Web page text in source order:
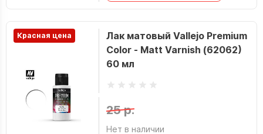
Красная цена
Лак матовый Vallejo Premium
Color - Matt Varnish (62062)
60 мл
25 р.
Нет в наличии